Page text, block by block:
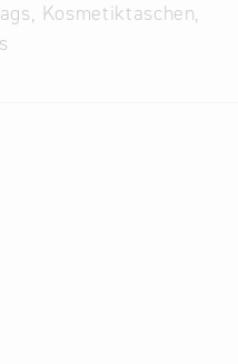
Kosmetiktaschen,